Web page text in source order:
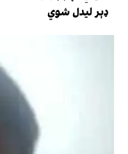
ډېر لیدل شوي